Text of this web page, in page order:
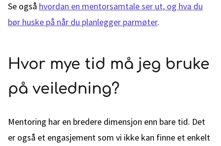
Se også hvordan en mentorsamtale ser ut, og hva du
bør huske på når du planlegger parmøter.
Hvor mye tid må jeg bruke
på veiledning?
Mentoring har en bredere dimensjon enn bare tid. Det
er også et engasjement som vi ikke kan finne et enkelt